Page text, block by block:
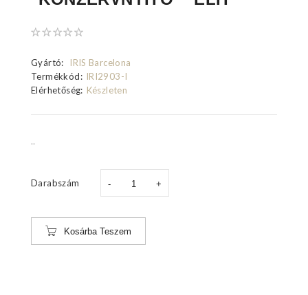
Gyártó:
IRIS Barcelona
Termékkód: IRI2903-I
Elérhetőség: Készleten
..
Darabszám
Kosárba Teszem